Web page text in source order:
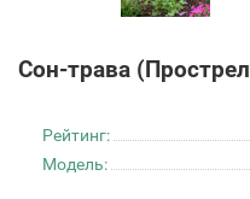
Сон-трава
Рейтинг:
Модель: